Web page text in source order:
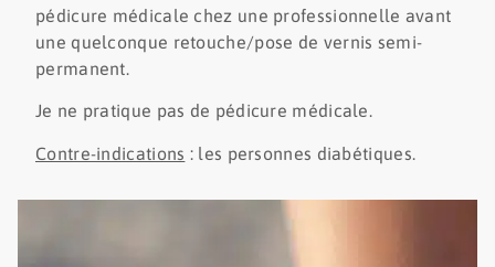
pédicure médicale chez une professionnelle avant
une quelconque retouche/pose de vernis semi-
permanent.
Je ne pratique pas de pédicure médicale.
Contre-indications : les personnes diabétiques.